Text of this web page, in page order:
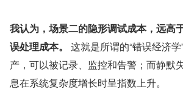
我认为，场景二的隐形调试成本，远高
误处理成本。
这就是所谓的“错误经济
产，可以被记录、监控和告警；而静默
息在系统复杂度增长时呈指数上升。